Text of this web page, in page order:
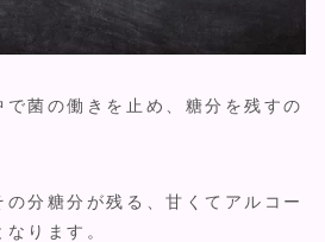
菌の働きを止め、糖分を残すの
分糖分が残る、甘くてアルコー
ります。